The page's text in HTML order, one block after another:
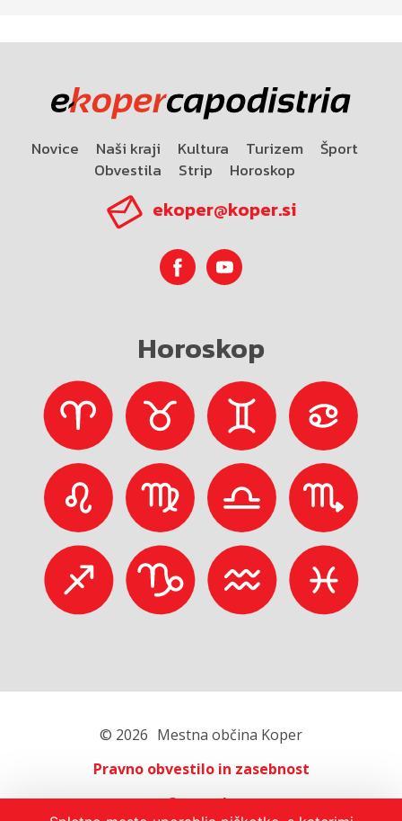
Novice Naši kraji Kultura Turizem
Šport
Obvestila
Strip Horoskop
ekoper@koper.si
Horoskop
© 2026 Mestna občina Koper
Pravno obvestilo in zasebnost
O portalu